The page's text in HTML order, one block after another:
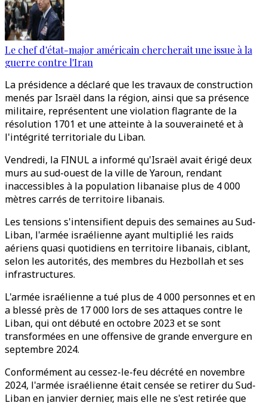
Le chef d'état-major américain chercherait une issue à la
guerre contre l'Iran
La présidence a déclaré que les travaux de construction
menés par Israël dans la région, ainsi que sa présence
militaire, représentent une violation flagrante de la
résolution 1701 et une atteinte à la souveraineté et à
l'intégrité territoriale du Liban.
Vendredi, la FINUL a informé qu'Israël avait érigé deux
murs au sud-ouest de la ville de Yaroun, rendant
inaccessibles à la population libanaise plus de 4 000
mètres carrés de territoire libanais.
Les tensions s'intensifient depuis des semaines au Sud-
Liban, l'armée israélienne ayant multiplié les raids
aériens quasi quotidiens en territoire libanais, ciblant,
selon les autorités, des membres du Hezbollah et ses
infrastructures.
L'armée israélienne a tué plus de 4 000 personnes et en
a blessé près de 17 000 lors de ses attaques contre le
Liban, qui ont débuté en octobre 2023 et se sont
transformées en une offensive de grande envergure en
septembre 2024.
Conformément au cessez-le-feu décrété en novembre
2024, l'armée israélienne était censée se retirer du Sud-
Liban en janvier dernier, mais elle ne s'est retirée que